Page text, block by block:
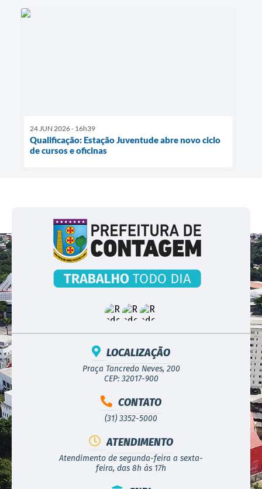
24 JUN 2026 - 16h39
Qualificação: Estação Juventude abre novo ciclo
de cursos e oficinas
LOCALIZAÇÃO
Praça Tancredo Neves, 200
CEP: 32017-900
CONTATO
(31) 3352-5000
ATENDIMENTO
Atendimento de segunda-feira a sexta-
feira, das 8h às 17h